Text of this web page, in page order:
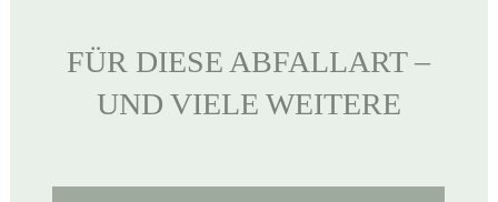
FÜR DIESE ABFALLART –
UND VIELE WEITERE